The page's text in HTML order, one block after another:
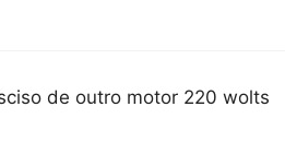
de outro motor 220 wolts